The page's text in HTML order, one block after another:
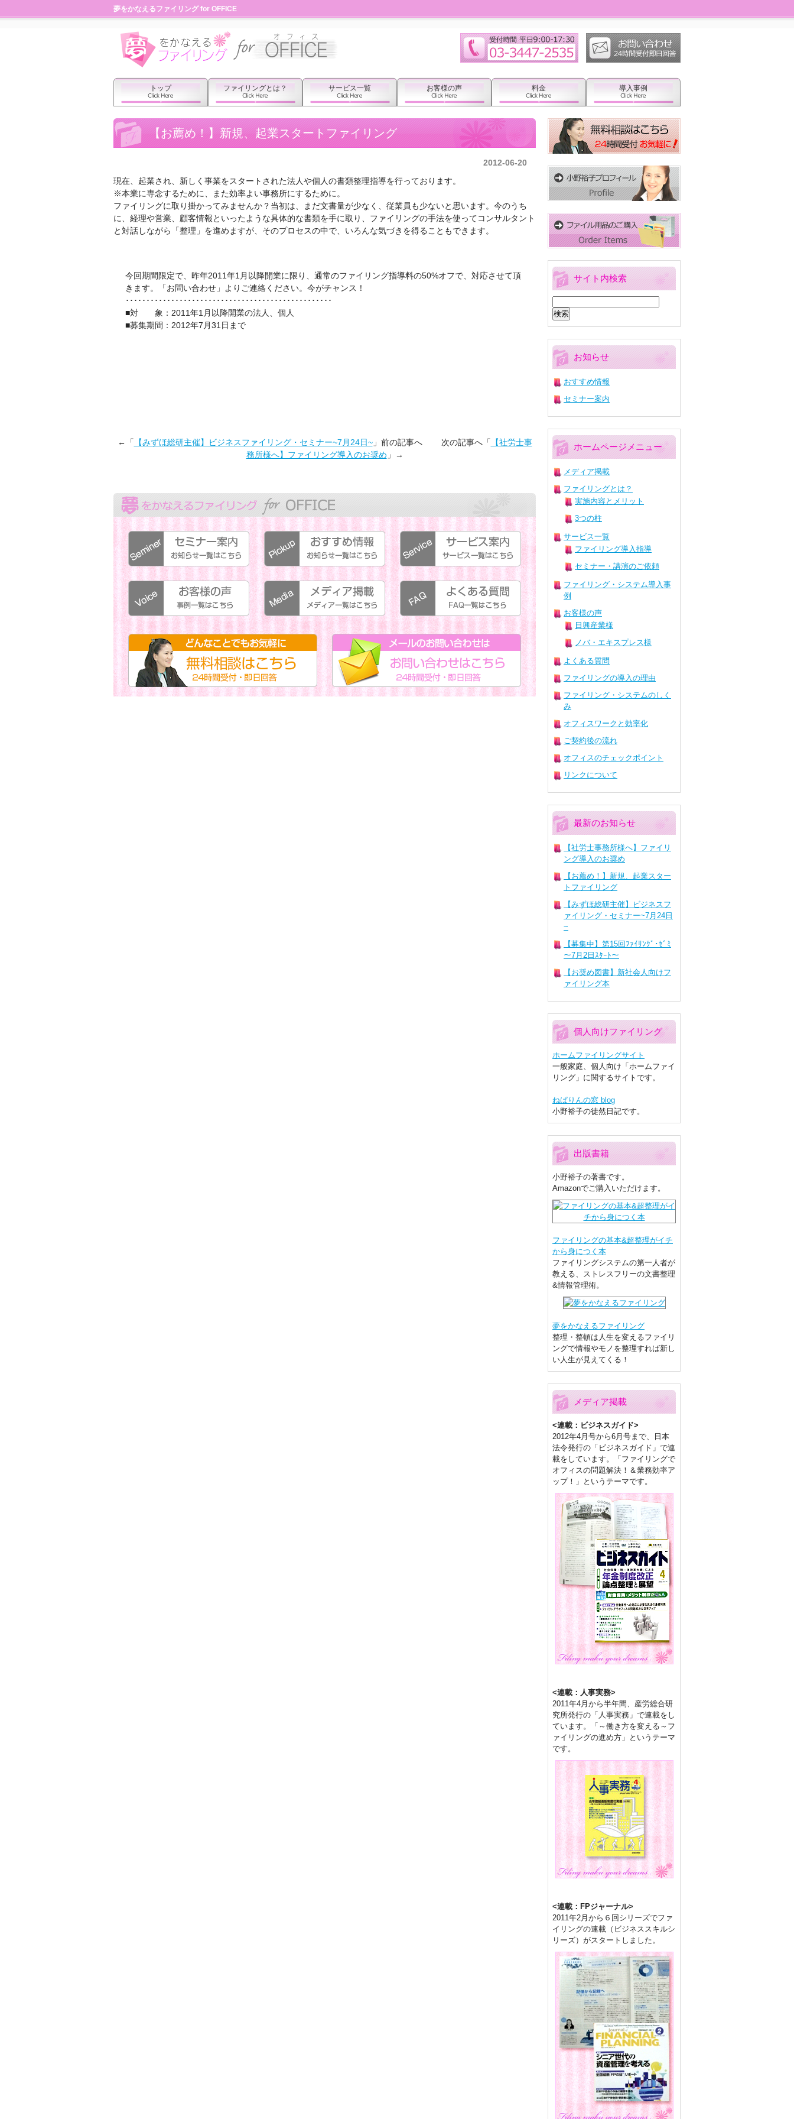
夢をかなえるファイリング for OFFICE
トップ ファイリングとは？ サービス一覧 お客様の声 料金 導入事例
【お薦め！】新規、起業スタートファイリング
2012-06-20
現在、起業され、新しく事業をスタートされた法人や個人の書類整理指導を行っております。
※本業に専念するために、また効率よい事務所にするために。
ファイリングに取り掛かってみませんか？当初は、まだ文書量が少なく、従業員も少ないと思います。今のうち
に、経理や営業、顧客情報といったような具体的な書類を手に取り、ファイリングの手法を使ってコンサルタント
と対話しながら「整理」を進めますが、そのプロセスの中で、いろんな気づきを得ることもできます。
今回期間限定で、昨年2011年1月以降開業に限り、通常のファイリング指導料の50%オフで、対応させて頂
きます。「お問い合わせ」よりご連絡ください。今がチャンス！
･･････････････････････････････････････････････････
■対 象：2011年1月以降開業の法人、個人
■募集期間：2012年7月31日まで
←「 【みずほ総研主催】ビジネスファイリング・セミナー~7月24日~」前の記事へ 次の記事へ「 【社労士事
務所様へ】ファイリング導入のお奨め 」→
無料相談はこちらから。お気軽にご相談下さい。24時間受付。即日回答。 メールフォームからのお問い合わせはこちらから。24時間受付。即日回答。
サイト内検索
索:
お知らせ
おすすめ情報
セミナー案内
ホームページメニュー
メディア掲載
ファイリングとは？
実施内容とメリット
3つの柱
サービス一覧
ファイリング導入指導
セミナー・講演のご依頼
ファイリング・システム導入事
例
お客様の声
日興産業様
ノバ・エキスプレス様
よくある質問
ファイリングの導入の理由
ファイリング・システムのしく
み
オフィスワークと効率化
ご契約後の流れ
オフィスのチェックポイント
リンクについて
最新のお知らせ
【社労士事務所様へ】ファイリ
ング導入のお奨め
【お薦め！】新規、起業スター
トファイリング
【みずほ総研主催】ビジネスフ
ァイリング・セミナー~7月24日
~
【募集中】第15回ﾌｧｲﾘﾝｸﾞ･ｾﾞﾐ
～7月2日ｽﾀｰﾄ～
【お奨め図書】新社会人向けフ
ァイリング本
個人向けファイリング
ホームファイリングサイト
一般家庭、個人向け「ホームファイ
リング」に関するサイトです。
ねぱりんの窓 blog
小野裕子の徒然日記です。
出版書籍
小野裕子の著書です。
Amazonでご購入いただけます。
ファイリングの基本&超整理がイチ
から身につく本
ファイリングシステムの第一人者が
教える、ストレスフリーの文書整理
&情報管理術。
夢をかなえるファイリング
整理・整頓は人生を変えるファイリ
ングで情報やモノを整理すれば新し
い人生が見えてくる！
メディア掲載
<連載：ビジネスガイド>
2012年4月号から6月号まで、日本
法令発行の「ビジネスガイド」で連
載をしています。「ファイリングで
オフィスの問題解決！＆業務効率ア
ップ！」というテーマです。
<連載：人事実務>
2011年4月から半年間、産労総合研
究所発行の「人事実務」で連載をし
ています。「～働き方を変える～フ
ァイリングの進め方」というテーマ
です。
<連載：FPジャーナル>
2011年2月から６回シリーズでファ
イリングの連載（ビジネススキルシ
リーズ）がスタートしました。